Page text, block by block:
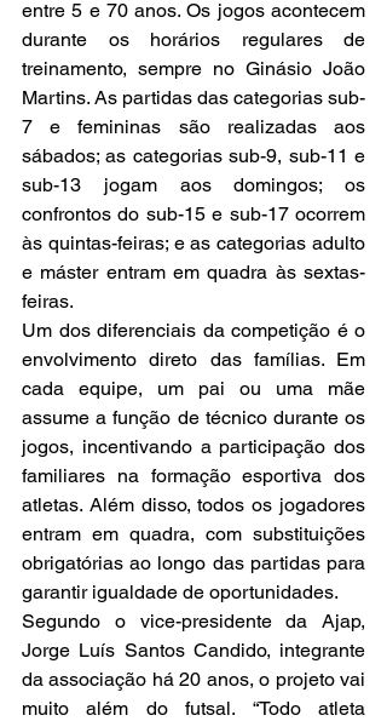
entre 5 e 70 anos. Os jogos acontecem
durante os horários regulares de
treinamento, sempre no Ginásio João
Martins. As partidas das categorias sub-
7 e femininas são realizadas aos
sábados; as categorias sub-9, sub-11 e
sub-13 jogam aos domingos; os
confrontos do sub-15 e sub-17 ocorrem
às quintas-feiras; e as categorias adulto
e máster entram em quadra às sextas-
feiras.
Um dos diferenciais da competição é o
envolvimento direto das famílias. Em
cada equipe, um pai ou uma mãe
assume a função de técnico durante os
jogos, incentivando a participação dos
familiares na formação esportiva dos
atletas. Além disso, todos os jogadores
entram em quadra, com substituições
obrigatórias ao longo das partidas para
garantir igualdade de oportunidades.
Segundo o vice-presidente da Ajap,
Jorge Luís Santos Candido, integrante
da associação há 20 anos, o projeto vai
muito além do futsal. “Todo atleta